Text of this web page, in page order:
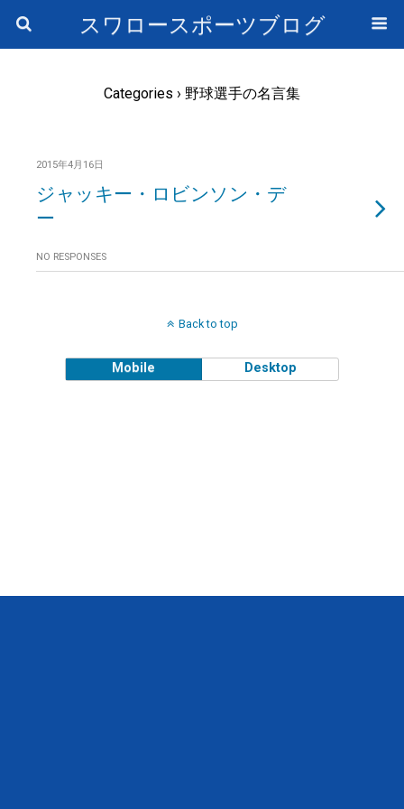
スワロースポーツブログ
Categories › 野球選手の名言集
2015年4月16日
ジャッキー・ロビンソン・デ
ー
NO RESPONSES
Back to top
Mobile Desktop